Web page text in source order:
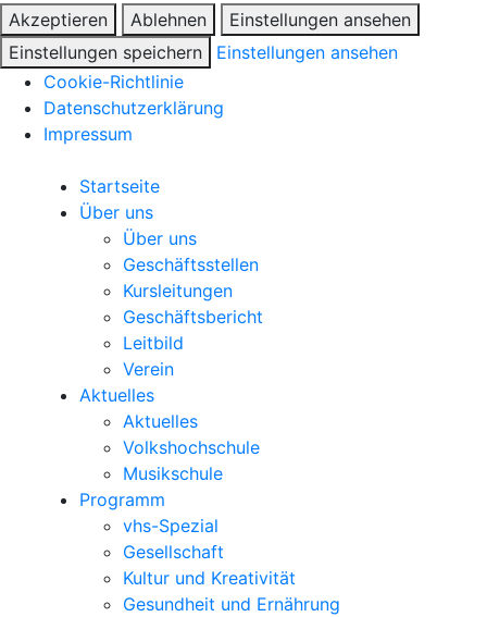
Akzeptieren Ablehnen
Einstellungen ansehen
Einstellungen speichern
Einstellungen ansehen
Cookie-Richtlinie
Datenschutzerklärung
Impressum
Startseite
Über uns
Über uns
Geschäftsstellen
Kursleitungen
Geschäftsbericht
Leitbild
Verein
Aktuelles
Aktuelles
Volkshochschule
Musikschule
Programm
vhs-Spezial
Gesellschaft
Kultur und Kreativität
Gesundheit und Ernährung